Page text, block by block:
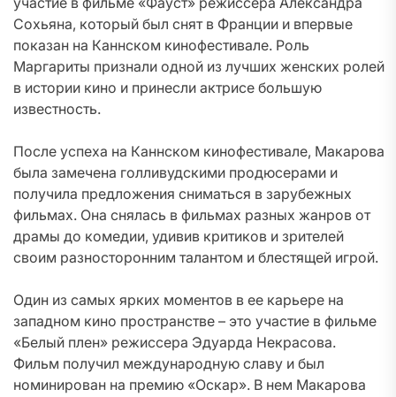
Сохьяна, который был снят в Франции и впервые
показан на Каннском кинофестивале. Роль
Маргариты признали одной из лучших женских ролей
в истории кино и принесли актрисе большую
известность.
После успеха на Каннском кинофестивале, Макарова
была замечена голливудскими продюсерами и
получила предложения сниматься в зарубежных
фильмах. Она снялась в фильмах разных жанров от
драмы до комедии, удивив критиков и зрителей
своим разносторонним талантом и блестящей игрой.
Один из самых ярких моментов в ее карьере на
западном кино пространстве – это участие в фильме
«Белый плен» режиссера Эдуарда Некрасова.
Фильм получил международную славу и был
номинирован на премию «Оскар». В нем Макарова